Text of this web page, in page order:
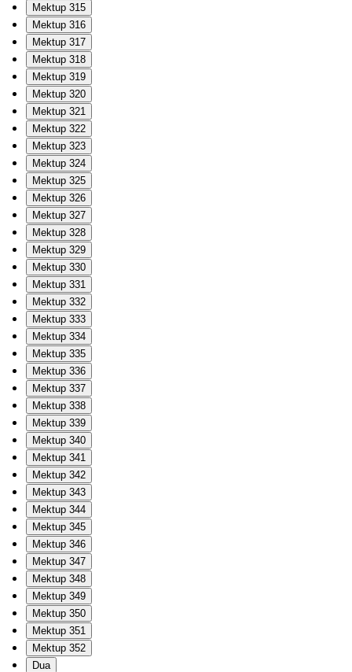
Mektup 315
Mektup 316
Mektup 317
Mektup 318
Mektup 319
Mektup 320
Mektup 321
Mektup 322
Mektup 323
Mektup 324
Mektup 325
Mektup 326
Mektup 327
Mektup 328
Mektup 329
Mektup 330
Mektup 331
Mektup 332
Mektup 333
Mektup 334
Mektup 335
Mektup 336
Mektup 337
Mektup 338
Mektup 339
Mektup 340
Mektup 341
Mektup 342
Mektup 343
Mektup 344
Mektup 345
Mektup 346
Mektup 347
Mektup 348
Mektup 349
Mektup 350
Mektup 351
Mektup 352
Dua